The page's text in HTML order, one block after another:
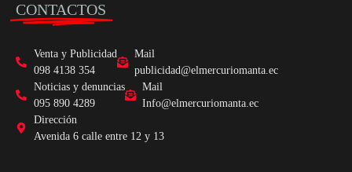
CONTACTOS
Venta y Publicidad
098 4138 354
Mail
publicidad@elmercuriomanta.ec
Noticias y denuncias
095 890 4289
Mail
Info@elmercuriomanta.ec
Dirección
Avenida 6 calle entre 12 y 13